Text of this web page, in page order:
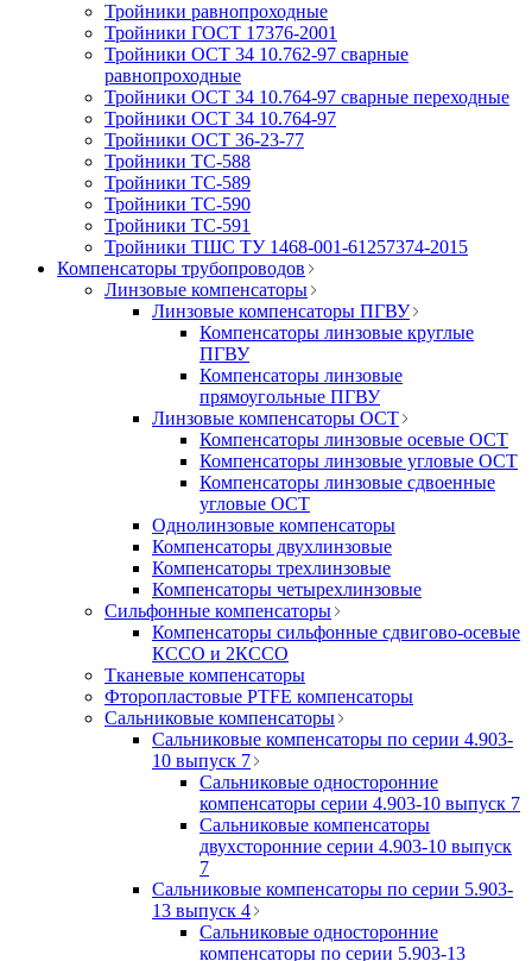
Тройники равнопроходные
Тройники ГОСТ 17376-2001
Тройники ОСТ 34 10.762-97 сварные
равнопроходные
Тройники ОСТ 34 10.764-97 сварные переходные
Тройники ОСТ 34 10.764-97
Тройники ОСТ 36-23-77
Тройники ТС-588
Тройники ТС-589
Тройники ТС-590
Тройники ТС-591
Тройники ТШС ТУ 1468-001-61257374-2015
Компенсаторы трубопроводов
Линзовые компенсаторы
Линзовые компенсаторы ПГВУ
Компенсаторы линзовые круглые
ПГВУ
Компенсаторы линзовые
прямоугольные ПГВУ
Линзовые компенсаторы ОСТ
Компенсаторы линзовые осевые ОСТ
Компенсаторы линзовые угловые ОСТ
Компенсаторы линзовые сдвоенные
угловые ОСТ
Однолинзовые компенсаторы
Компенсаторы двухлинзовые
Компенсаторы трехлинзовые
Компенсаторы четырехлинзовые
Сильфонные компенсаторы
Компенсаторы сильфонные сдвигово-осевые
КССО и 2КССО
Тканевые компенсаторы
Фторопластовые PTFE компенсаторы
Сальниковые компенсаторы
Сальниковые компенсаторы по серии 4.903-
10 выпуск 7
Сальниковые односторонние
компенсаторы серии 4.903-10 выпуск 7
Сальниковые компенсаторы
двухсторонние серии 4.903-10 выпуск
7
Сальниковые компенсаторы по серии 5.903-
13 выпуск 4
Сальниковые односторонние
компенсаторы по серии 5.903-13